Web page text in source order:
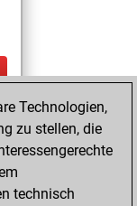
Technologien,
zu stellen, die
technisch